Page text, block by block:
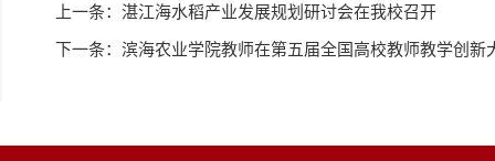
上一条： 湛江海水稻产业发展规划研讨会在我校召开
下一条： 滨海农业学院教师在第五届全国高校教师教学创新